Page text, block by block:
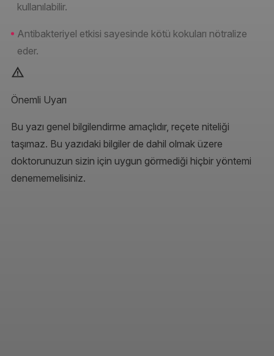
kullanılabilir.
Antibakteriyel etkisi sayesinde kötü kokuları nötralize
eder.
Önemli Uyarı
Bu yazı genel bilgilendirme amaçlıdır, reçete niteliği
taşımaz. Bu yazıdaki bilgiler de dahil olmak üzere
doktorunuzun sizin için uygun görmediği hiçbir yöntemi
denememelisiniz.